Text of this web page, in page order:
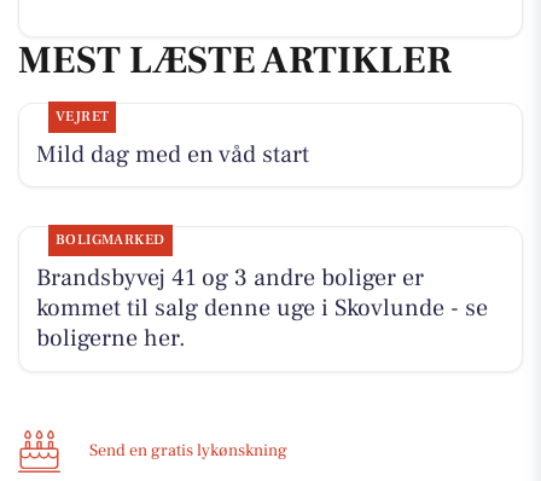
MEST LÆSTE ARTIKLER
VEJRET
Mild dag med en våd start
BOLIGMARKED
Brandsbyvej 41 og 3 andre boliger er
kommet til salg denne uge i Skovlunde - se
boligerne her.
Send en gratis lykønskning